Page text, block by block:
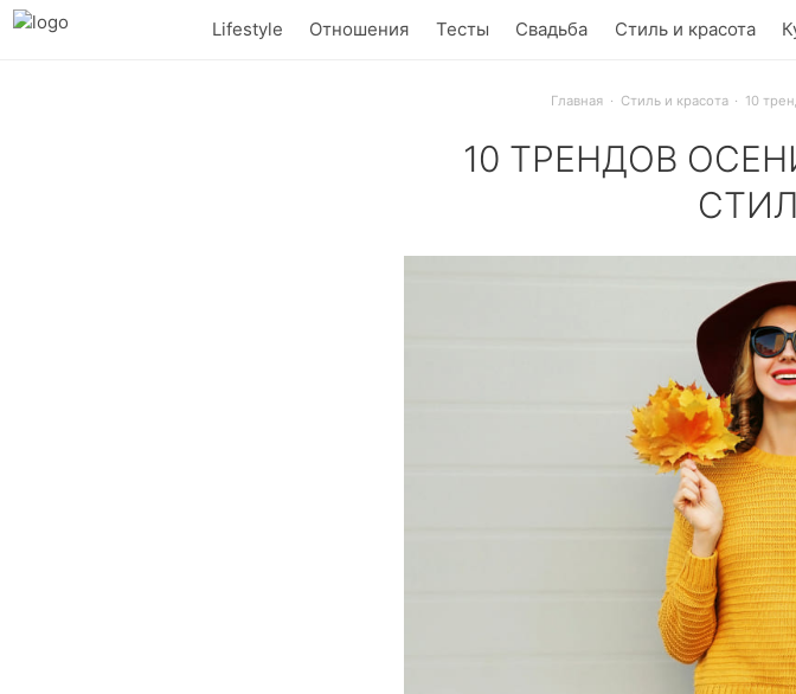
Lifestyle Отношения Тесты Свадьба Стиль и красота
Главная Стиль и красота 10
10 ТРЕНДОВ